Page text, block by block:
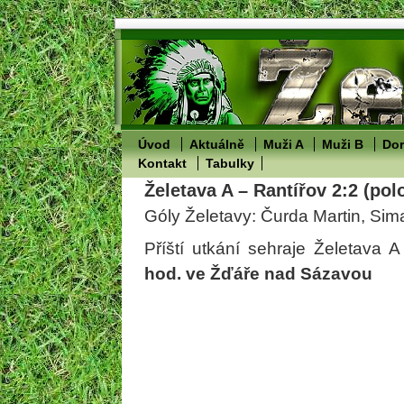
Úvod Aktuálně Muži A Muži B
Kontakt
Tabulky
Želetava A – Rantířov 2:2
Góly Želetavy: Čurda Martin,
Příští utkání sehraje Želetava
hod. ve Žďáře nad Sázavou